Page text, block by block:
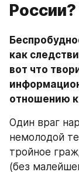
России?
как
вот что
отношению
Один враг
немолодой
тройное
(без